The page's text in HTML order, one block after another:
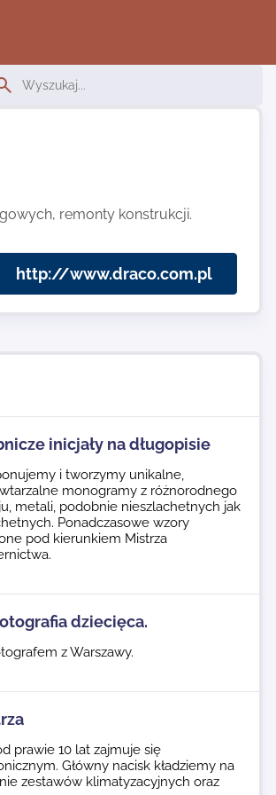
remonty konstrukcji.
http://www.draco.com.pl
inicjały na długopisie
i tworzymy unikalne,
monogramy z różnorodnego
metali, podobnie nieszlachetnych jak
Ponadczasowe wzory
pod kierunkiem Mistrza
dziecięca.
z Warszawy.
prawie 10 lat zajmuje się
Główny nacisk kładziemy na
zestawów klimatyzacyjnych oraz